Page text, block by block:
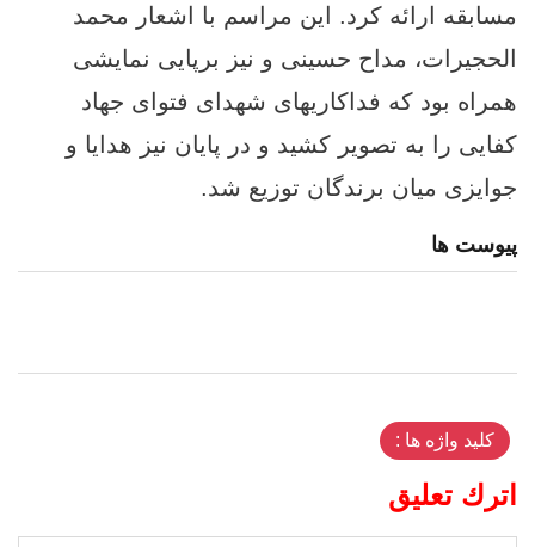
مسابقه ارائه کرد. این مراسم با اشعار محمد
الحجیرات، مداح حسینی و نیز برپایی نمایشی
همراه بود که فداکاریهای شهدای فتوای جهاد
کفایی را به تصویر کشید و در پایان نیز هدایا و
جوایزی میان برندگان توزیع شد.
پیوست ها
کلید واژه ها :
اترك تعليق